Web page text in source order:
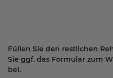
Füllen Sie den restlichen
Sie ggf. das Formular zum
bei.